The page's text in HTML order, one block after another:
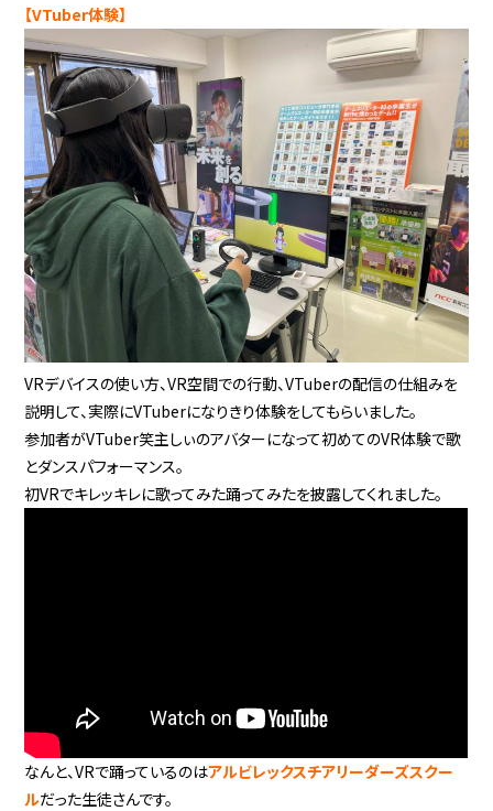
【VTuber体験】
VRデバイスの使い方、VR空間での行動、VTuberの配信の仕組みを
説明して、実際にVTuberになりきり体験をしてもらいました。
参加者がVTuber笑主しぃのアバターになって初めてのVR体験で歌
とダンスパフォーマンス。
初VRでキレッキレに歌ってみた踊ってみたを披露してくれました。
なんと、VRで踊っているのはアルビレックスチアリーダーズスクー
ルだった生徒さんです。